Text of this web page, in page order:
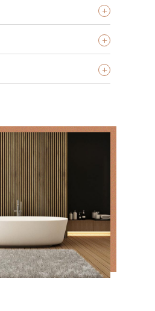
+
+
+